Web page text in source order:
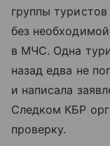
группы
без
в МЧС. Одна
назад едва не
и написала
Следком КБР
проверку.